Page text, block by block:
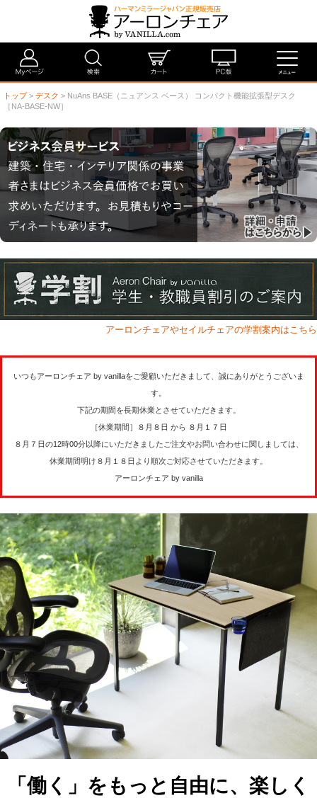
トップ> デスク > NuAns BASE（ニュアンス ベース） コンパクト機能拡張型デスク
［NA-BASE-NW］
アーロンチェアやセイルチェアの学割案内はこちら
いつもアーロンチェア by vanillaをご愛顧いただきまして、誠にありがとうございま
す。
下記の期間を長期休業とさせていただきます。
［休業期間］８月８日 から ８月１７日
８月７日の12時00分以降にいただきましたご注文やお問い合わせに関しましては、
休業期間明け８月１８日より順次ご対応させていただきます。
アーロンチェア by vanilla
「働く」をもっと自由に、楽しく